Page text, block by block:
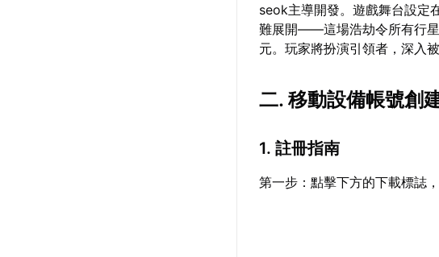
seok主導開發。遊戲舞台設定
難展開——這場浩劫令所有行星
元。玩家將扮演引領者，深入
二. 移動設備帳號創
1. 註冊指南
第一步：點擊下方的下載標誌